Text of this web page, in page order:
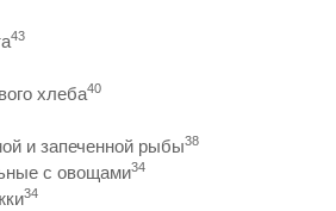
43
хлеба40
и запеченной рыбы38
с овощами34
34